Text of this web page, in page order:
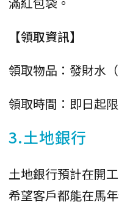
【領取資訊】
領取物品：發財水
領取時間：即日起
3.土地銀行
土地銀行預計在開
希望客戶都能在馬